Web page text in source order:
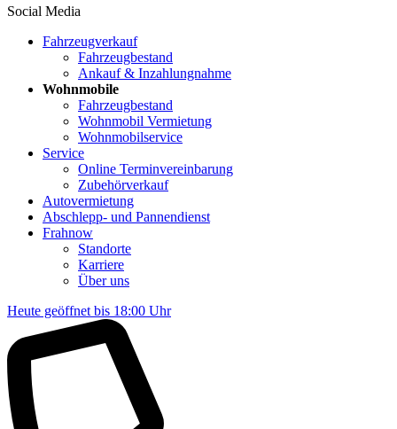
Social Media
Fahrzeugverkauf
Fahrzeugbestand
Ankauf & Inzahlungnahme
Wohnmobile
Fahrzeugbestand
Wohnmobil Vermietung
Wohnmobilservice
Service
Online Terminvereinbarung
Zubehörverkauf
Autovermietung
Abschlepp- und Pannendienst
Frahnow
Standorte
Karriere
Über uns
Heute geöffnet bis 18:00 Uhr